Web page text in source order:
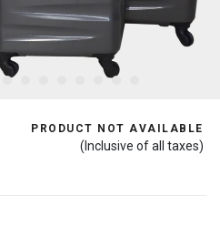
PRODUCT NOT AVAILABLE
(Inclusive of all taxes)